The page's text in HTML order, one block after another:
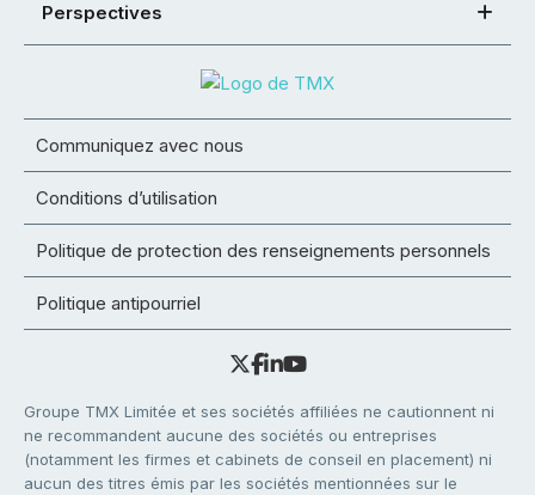
Perspectives
Communiquez avec nous
Conditions d’utilisation
Politique de protection des renseignements personnels
Politique antipourriel
Groupe TMX Limitée et ses sociétés affiliées ne cautionnent ni
ne recommandent aucune des sociétés ou entreprises
(notamment les firmes et cabinets de conseil en placement) ni
aucun des titres émis par les sociétés mentionnées sur le